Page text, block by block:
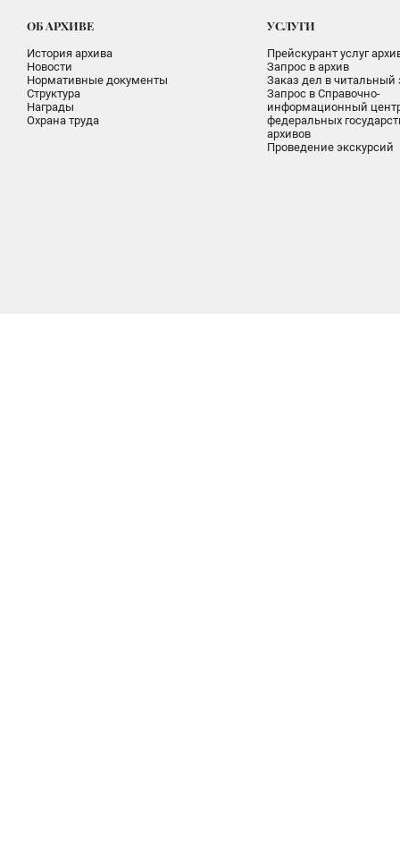
ОБ АРХИВЕ
История архива
Новости
Нормативные документы
Структура
Награды
Охрана труда
УСЛУГИ
Прейскурант услуг
Запрос в архив
Заказ дел в читальный
Запрос в Справочно-
информационный
федеральных
архивов
Проведение экскурсий